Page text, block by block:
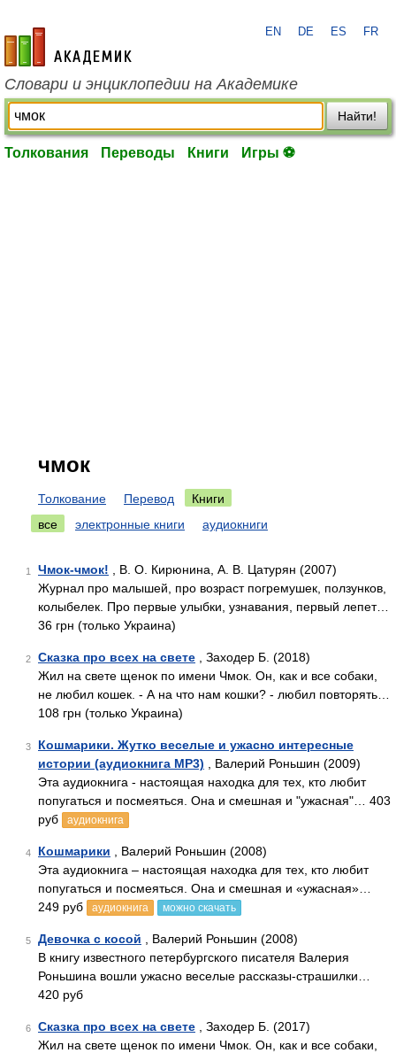
academic.ru
EN DE ES FR
Словари и энциклопедии на Академике
Найти!
Толкования Переводы Книги Игры ⚽
чмок
Толкование Перевод
Книги
все
электронные книги аудиокниги
1 Чмок-чмок! , В. О. Кирюнина, А. В. Цатурян (2007)
Журнал про малышей, про возраст погремушек, ползунков,
колыбелек. Про первые улыбки, узнавания, первый лепет…
36 грн (только Украина)
2 Сказка про всех на свете , Заходер Б. (2018)
Жил на свете щенок по имени Чмок. Он, как и все собаки,
не любил кошек. - А на что нам кошки? - любил повторять…
108 грн (только Украина)
3
Кошмарики. Жутко веселые и ужасно интересные
истории (аудиокнига MP3) , Валерий Роньшин (2009)
Эта аудиокнига - настоящая находка для тех, кто любит
попугаться и посмеяться. Она и смешная и "ужасная"… 403
руб
аудиокнига
4 Кошмарики , Валерий Роньшин (2008)
Эта аудиокнига – настоящая находка для тех, кто любит
попугаться и посмеяться. Она и смешная и «ужасная»…
249 руб
аудиокнига можно скачать
5 Девочка с косой , Валерий Роньшин (2008)
В книгу известного петербургского писателя Валерия
Роньшина вошли ужасно веселые рассказы-страшилки…
420 руб
6 Сказка про всех на свете , Заходер Б. (2017)
Жил на свете щенок по имени Чмок. Он, как и все собаки,